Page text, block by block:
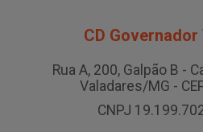
CD
Rua A, 200, Galpão B -
Valadares/MG -
CNPJ